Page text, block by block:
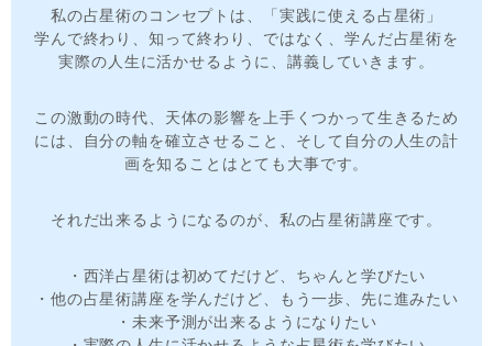
私の占星術のコンセプトは、「実践に使える占星術」
学んで終わり、知って終わり、ではなく、学んだ占星術を
実際の人生に活かせるように、講義していきます。
この激動の時代、天体の影響を上手くつかって生きるため
には、自分の軸を確立させること、そして自分の人生の計
画を知ることはとても大事です。
それだ出来るようになるのが、私の占星術講座です。
・西洋占星術は初めてだけど、ちゃんと学びたい
・他の占星術講座を学んだけど、もう一歩、先に進みたい
・未来予測が出来るようになりたい